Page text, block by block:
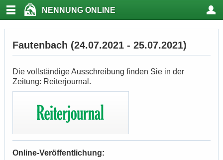
NENNUNG ONLINE
Fautenbach (24.07.2021 - 25.07.2021)
Die vollständige Ausschreibung finden Sie in der
Zeitung: Reiterjournal.
Online-Veröffentlichung: